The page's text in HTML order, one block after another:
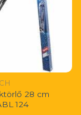
28 cm
124